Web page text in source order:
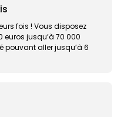
fois ! Vous disposez
euros jusqu’à 70 000
pouvant aller jusqu’à 6